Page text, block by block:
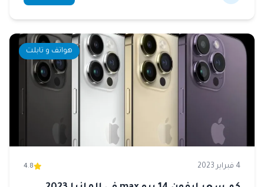
هواتف و تابلت
4 فبراير 2023 4.8